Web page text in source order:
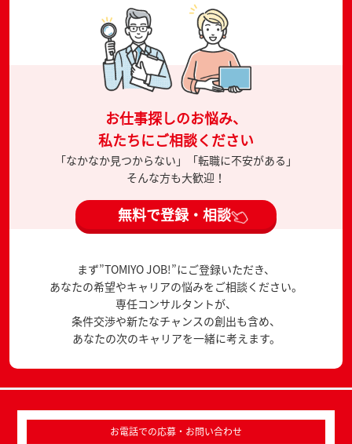
お仕事探しのお悩み、
私たちにご相談ください
「なかなか見つからない」「転職に不安がある」
そんな方も大歓迎！
無料で登録・相談
まず”TOMIYO JOB!”にご登録いただき、
あなたの希望やキャリアの悩みをご相談ください。
専任コンサルタントが、
条件交渉や新たなチャンスの創出も含め、
あなたの次のキャリアを一緒に考えます。
お電話での応募・お問い合わせ